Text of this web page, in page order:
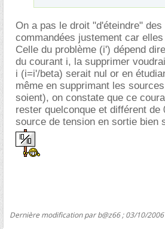
On a pas le droit "d'éteindre" des
commandées justement car
Celle du problème (i') dépend
du courant i, la supprimer
i (i=i'/beta) serait nul or en
même en supprimant les
soient), on constate que ce
rester quelconque et différent de
source de tension en sortie bien
Dernière modification par b@z66 ; 03/10/